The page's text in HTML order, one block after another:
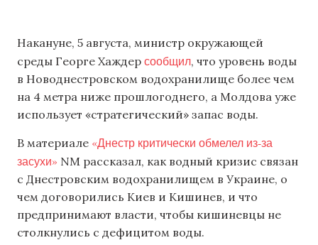
Накануне, 5 августа, министр окружающей
среды Георге Хаждер сообщил, что уровень воды
в Новоднестровском водохранилище более чем
на 4 метра ниже прошлогоднего, а Молдова уже
использует «стратегический» запас воды.
В материале «Днестр критически обмелел из-за
засухи» NM рассказал, как водный кризис связан
с Днестровским водохранилищем в Украине, о
чем договорились Киев и Кишинев, и что
предпринимают власти, чтобы кишиневцы не
столкнулись с дефицитом воды.